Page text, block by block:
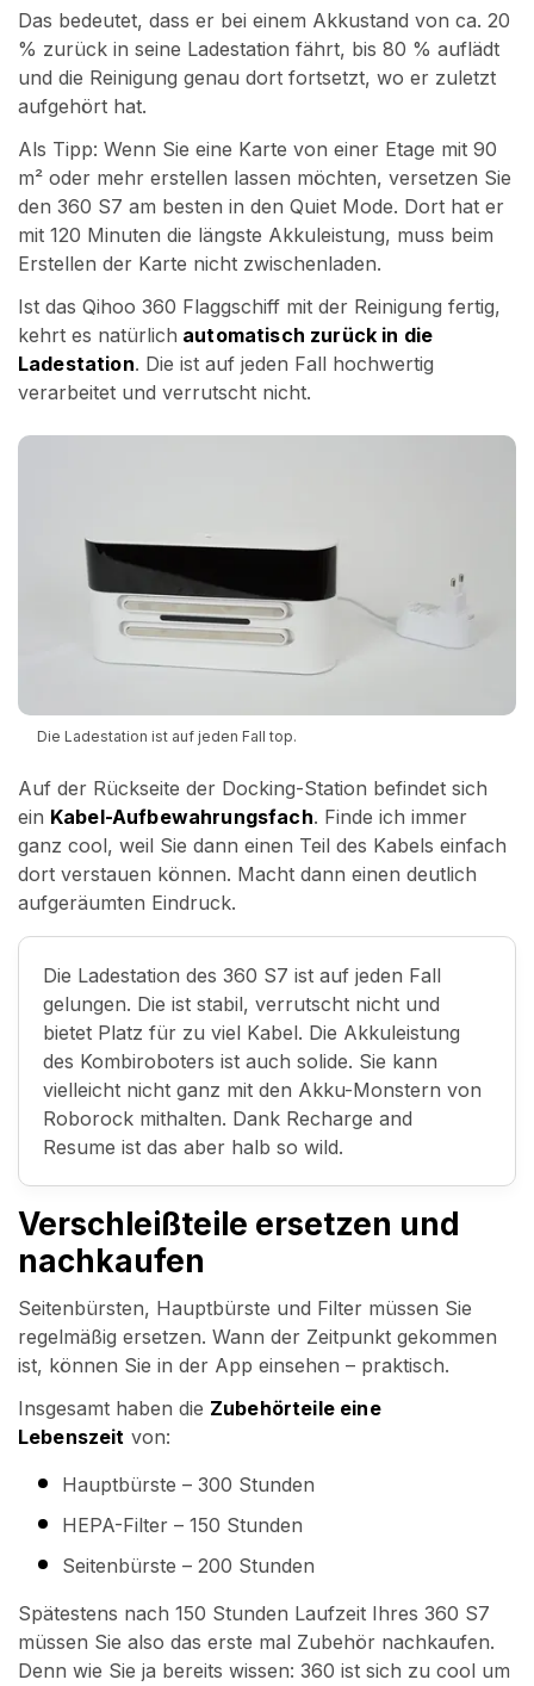
Das bedeutet, dass er bei einem Akkustand von ca. 20
% zurück in seine Ladestation fährt, bis 80 % auflädt
und die Reinigung genau dort fortsetzt, wo er zuletzt
aufgehört hat.
Als Tipp: Wenn Sie eine Karte von einer Etage mit 90
m² oder mehr erstellen lassen möchten, versetzen Sie
den 360 S7 am besten in den Quiet Mode. Dort hat er
mit 120 Minuten die längste Akkuleistung, muss beim
Erstellen der Karte nicht zwischenladen.
Ist das Qihoo 360 Flaggschiff mit der Reinigung fertig,
kehrt es natürlich automatisch zurück in die
Ladestation. Die ist auf jeden Fall hochwertig
verarbeitet und verrutscht nicht.
Die Ladestation ist auf jeden Fall top.
Auf der Rückseite der Docking-Station befindet sich
ein Kabel-Aufbewahrungsfach. Finde ich immer
ganz cool, weil Sie dann einen Teil des Kabels einfach
dort verstauen können. Macht dann einen deutlich
aufgeräumten Eindruck.
Die Ladestation des 360 S7 ist auf jeden Fall
gelungen. Die ist stabil, verrutscht nicht und
bietet Platz für zu viel Kabel. Die Akkuleistung
des Kombiroboters ist auch solide. Sie kann
vielleicht nicht ganz mit den Akku-Monstern von
Roborock mithalten. Dank Recharge and
Resume ist das aber halb so wild.
Verschleißteile ersetzen und
nachkaufen
Seitenbürsten, Hauptbürste und Filter müssen Sie
regelmäßig ersetzen. Wann der Zeitpunkt gekommen
ist, können Sie in der App einsehen – praktisch.
Insgesamt haben die Zubehörteile eine
Lebenszeit von:
Hauptbürste – 300 Stunden
HEPA-Filter – 150 Stunden
Seitenbürste – 200 Stunden
Spätestens nach 150 Stunden Laufzeit Ihres 360 S7
müssen Sie also das erste mal Zubehör nachkaufen.
Denn wie Sie ja bereits wissen: 360 ist sich zu cool um